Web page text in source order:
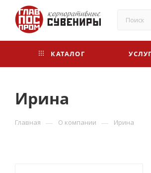
КАТАЛОГ
Ирина
Главная — О компании — Ирина